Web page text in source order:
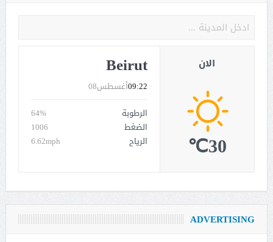
Beirut
أغسطس0809:22
الرطوبة
64%
الضغط
1006
الرياح
6.62mph
الان
30℃
ADVERTISING